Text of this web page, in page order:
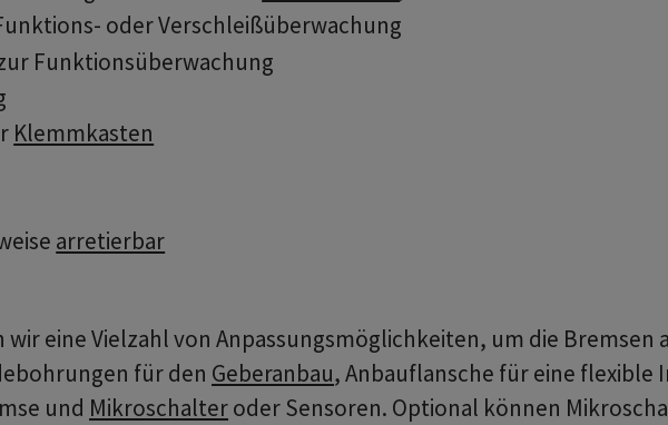
oder Verschleißüberwachung
Funktionsüberwachung
Klemmkasten
arretierbar
wir eine Vielzahl von Anpassungsmöglichkeiten, um die
für den Geberanbau, Anbauflansche für eine flexible
und Mikroschalteroder Sensoren. Optional können